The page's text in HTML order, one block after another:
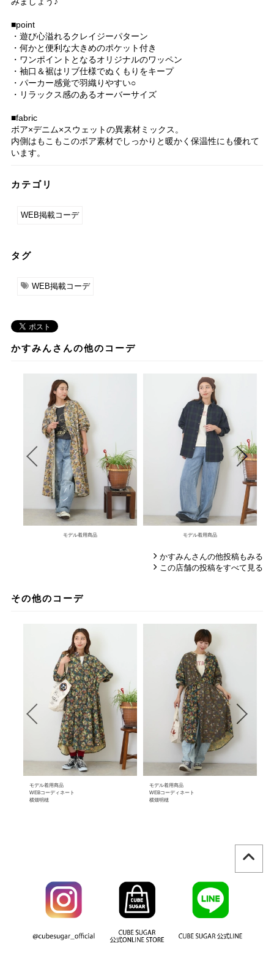
■point
・遊び心溢れるクレイジーパターン
・何かと便利な大きめのポケット付き
・ワンポイントとなるオリジナルのワッペン
・袖口＆裾はリブ仕様でぬくもりをキープ
・パーカー感覚で羽織りやすい○
・リラックス感のあるオーバーサイズ
■fabric
ボア×デニム×スウェットの異素材ミックス。
内側はもこもこのボア素材でしっかりと暖かく保温性にも優れて
います。
カテゴリ
WEB掲載コーデ
タグ
WEB掲載コーデ
かすみんさんの他のコーデ
モデル着用商品 モデル着用商品
かすみんさんの他投稿もみる
この店舗の投稿をすべて見る
その他のコーデ
モデル着用商品
WEBコーディネート
横畑明穂
モデル着用商品
WEBコーディネート
横畑明穂